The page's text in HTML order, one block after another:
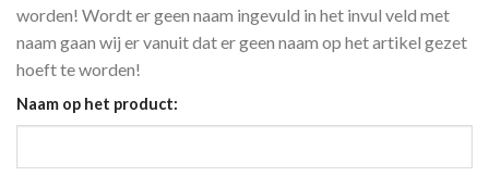
worden! Wordt er geen naam ingevuld in het invul veld met
naam gaan wij er vanuit dat er geen naam op het artikel gezet
hoeft te worden!
Naam op het product: